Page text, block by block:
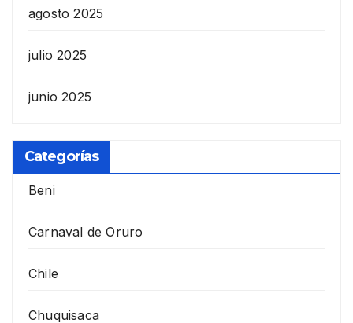
agosto 2025
julio 2025
junio 2025
Categorías
Beni
Carnaval de Oruro
Chile
Chuquisaca